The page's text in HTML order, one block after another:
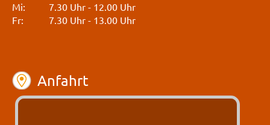
Mi:
7.30 Uhr - 12.00 Uhr
Fr:
7.30 Uhr - 13.00 Uhr
Anfahrt